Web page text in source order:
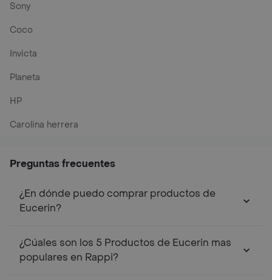
Sony
Coco
Invicta
Planeta
HP
Carolina herrera
Preguntas frecuentes
¿En dónde puedo comprar productos de
Eucerin?
¿Cúales son los 5 Productos de Eucerin mas
populares en Rappi?